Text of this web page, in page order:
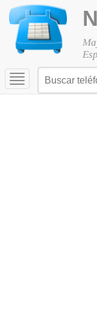
Toggle
navigation